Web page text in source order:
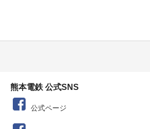
熊本電鉄 公式SNS
公式ページ